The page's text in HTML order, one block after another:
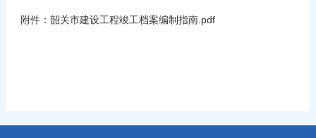
附件：韶关市建设工程竣工档案编制指南.pdf